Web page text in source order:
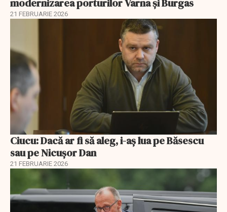
21 FEBRUARIE 2026
Ciucu: Dacă ar fi să aleg, i-aș lua pe Băsescu
sau pe Nicușor Dan
21 FEBRUARIE 2026